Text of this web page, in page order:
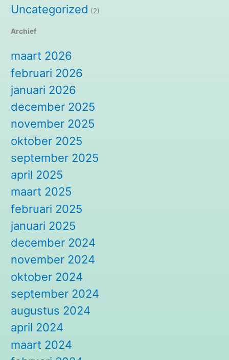
Uncategorized (2)
Archief
maart 2026
februari 2026
januari 2026
december 2025
november 2025
oktober 2025
september 2025
april 2025
maart 2025
februari 2025
januari 2025
december 2024
november 2024
oktober 2024
september 2024
augustus 2024
april 2024
maart 2024